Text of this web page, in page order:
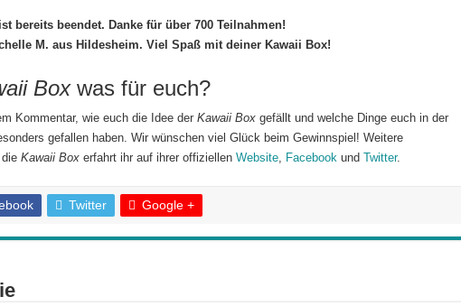
bereits beendet. Danke für über 700 Teilnahmen!
M. aus Hildesheim. Viel Spaß mit deiner Kawaii Box!
Boxwas für euch?
Kommentar, wie euch die Idee der Kawaii Boxgefällt und welche Dinge euch in der
gefallen haben. Wir wünschen viel Glück beim Gewinnspiel! Weitere
Kawaii Boxerfahrt ihr auf ihrer offiziellen Website, Facebookund Twitter.
Twitter Google +